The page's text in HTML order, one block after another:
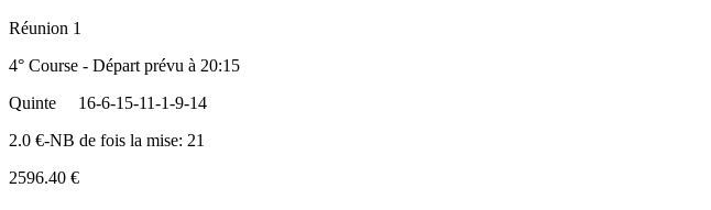
Réunion 1
4° Course - Départ prévu à 20:15
Quinte
16-6-15-11-1-9-14
2.0 €-NB de fois la mise: 21
2596.40 €